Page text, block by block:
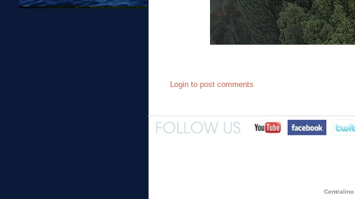
Login to post comments
Centralino